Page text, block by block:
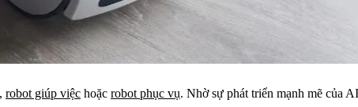
robot giúp việc hoặc robot phục vụ. Nhờ sự phát triển mạnh mẽ của